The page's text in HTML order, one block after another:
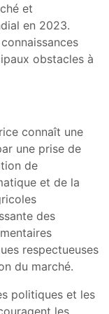
et
en 2023.
obstacles à
connaît une
une prise de
de
et de la
des
respectueuses
du marché.
politiques et les
les